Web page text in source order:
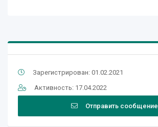
Зарегистрирован: 01.02.2021
Активность: 17.04.2022
Отправить сообщение